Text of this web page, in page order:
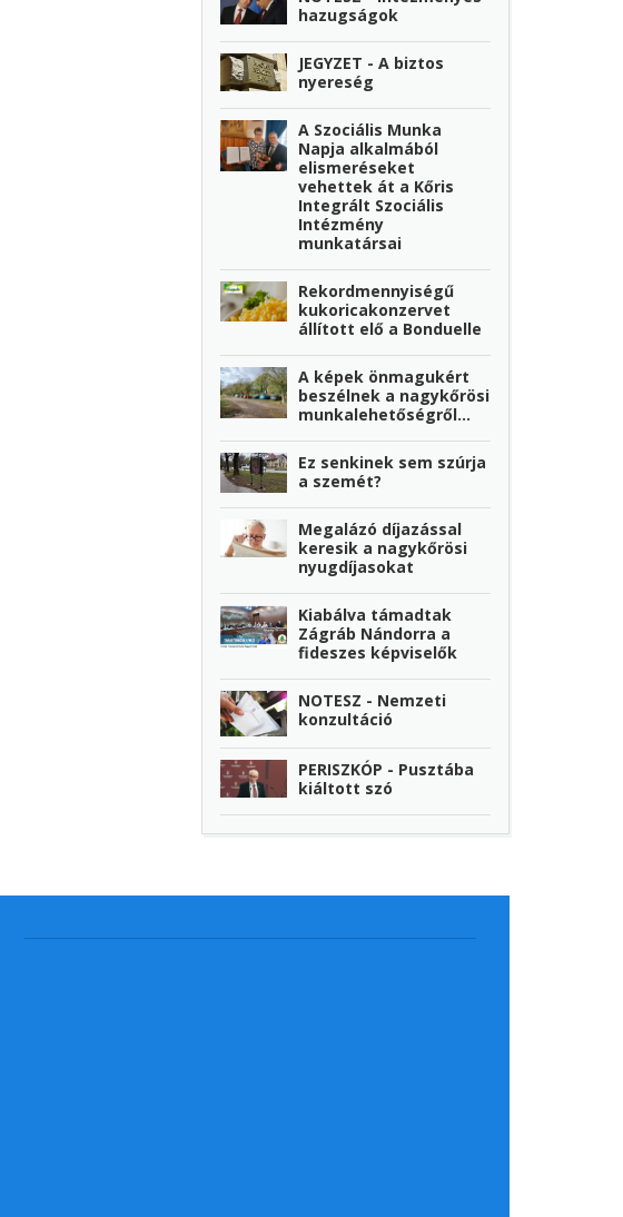
hazugságok
JEGYZET - A biztos
nyereség
A Szociális Munka
Napja alkalmából
elismeréseket
vehettek át a Kőris
Integrált Szociális
Intézmény
munkatársai
Rekordmennyiségű
kukoricakonzervet
állított elő a Bonduelle
A képek önmagukért
beszélnek a nagykőrösi
munkalehetőségről…
Ez senkinek sem szúrja
a szemét?
Megalázó díjazással
keresik a nagykőrösi
nyugdíjasokat
Kiabálva támadtak
Zágráb Nándorra a
fideszes képviselők
NOTESZ - Nemzeti
konzultáció
PERISZKÓP - Pusztába
kiáltott szó